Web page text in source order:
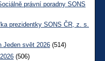
právní poradny SONS
prezidentky SONS ČR, z. s.
Jeden svět 2026 (514)
(506)